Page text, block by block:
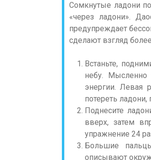
Сомкнутые ладони
«через ладони».
предупреждает
сделают взгляд
Встаньте,
небу. Мысленно
энергии. Левая
потереть
Поднесите
вверх, затем
упражнение 24
Большие
описывают